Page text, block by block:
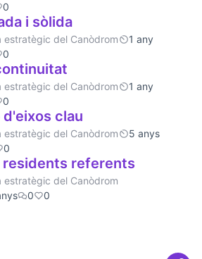
0
i sòlida
estratègic del Canòdrom
1 any
0
estratègic del Canòdrom
1 any
0
clau
estratègic del Canòdrom
5 anys
0
referents
estratègic del Canòdrom
0 0